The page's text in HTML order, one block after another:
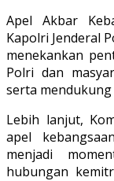
Apel Akbar
Kapolri Jenderal
menekankan
Polri dan
serta
Lebih lanjut,
apel
menjadi
hubungan